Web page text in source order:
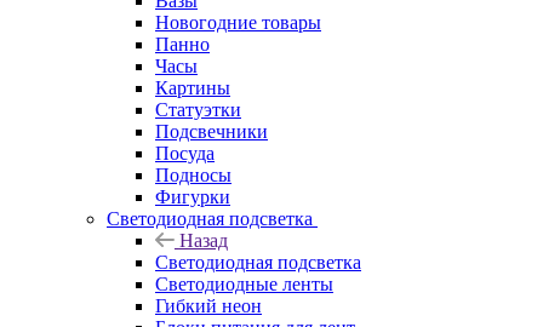
Новогодние товары
Панно
Часы
Картины
Статуэтки
Подсвечники
Посуда
Подносы
Фигурки
Светодиодная подсветка
Назад
Светодиодная подсветка
Светодиодные ленты
Гибкий неон